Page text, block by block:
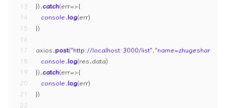
13
14
15
16
17
18
19
20
21
22
}).catch(err=>{
console.log(err)
})
axios.post("http://localhost:3000/list",
console.log(res.data)
}).catch(err=>{
console.log(err)
})